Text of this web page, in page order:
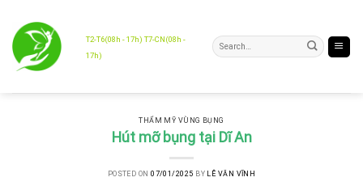
content
T2-T6(08h - 17h) T7-CN(08h -
17h)
THẨM MỸ VÙNG BỤNG
Hút mỡ bụng tại Dĩ An
POSTED ON07/01/2025 BY LÊ VĂN VĨNH